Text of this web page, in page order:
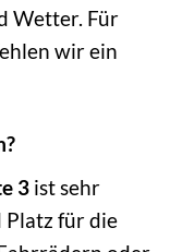
Wetter. Für
wir ein
3 ist sehr
Platz für die